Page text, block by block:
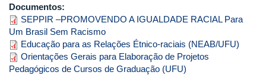
Documentos:
SEPPIR –PROMOVENDO A IGUALDADE RACIAL Para
Um Brasil Sem Racismo
Educação para as Relações Étnico-raciais (NEAB/UFU)
Orientações Gerais para Elaboração de Projetos
Pedagógicos de Cursos de Graduação (UFU)